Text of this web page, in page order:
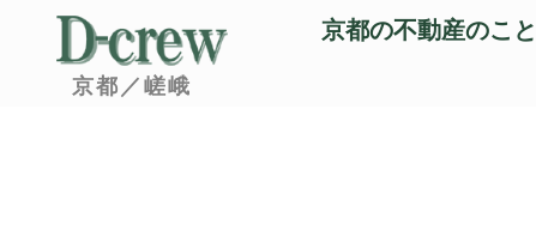
京都の不動産のこ
京都／嵯峨